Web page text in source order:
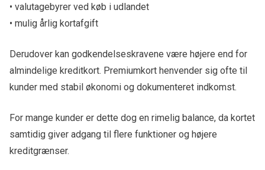
• valutagebyrer ved køb i udlandet
• mulig årlig kortafgift
Derudover kan godkendelseskravene være højere end for
almindelige kreditkort. Premiumkort henvender sig ofte til
kunder med stabil økonomi og dokumenteret indkomst.
For mange kunder er dette dog en rimelig balance, da kortet
samtidig giver adgang til flere funktioner og højere
kreditgrænser.